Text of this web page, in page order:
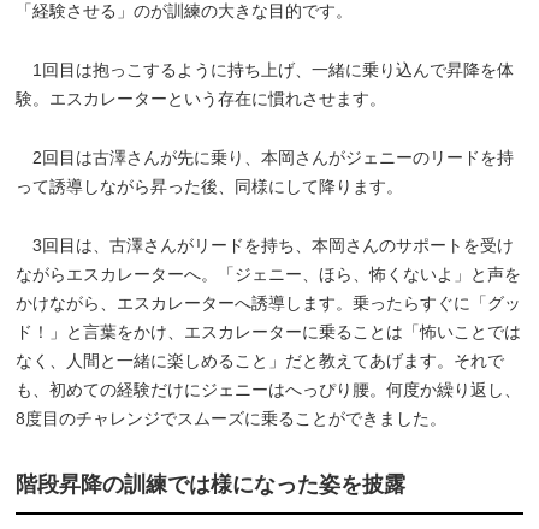
「経験させる」のが訓練の大きな目的です。
1回目は抱っこするように持ち上げ、一緒に乗り込んで昇降を体
験。エスカレーターという存在に慣れさせます。
2回目は古澤さんが先に乗り、本岡さんがジェニーのリードを持
って誘導しながら昇った後、同様にして降ります。
3回目は、古澤さんがリードを持ち、本岡さんのサポートを受け
ながらエスカレーターへ。「ジェニー、ほら、怖くないよ」と声を
かけながら、エスカレーターへ誘導します。乗ったらすぐに「グッ
ド！」と言葉をかけ、エスカレーターに乗ることは「怖いことでは
なく、人間と一緒に楽しめること」だと教えてあげます。それで
も、初めての経験だけにジェニーはへっぴり腰。何度か繰り返し、
8度目のチャレンジでスムーズに乗ることができました。
階段昇降の訓練では様になった姿を披露